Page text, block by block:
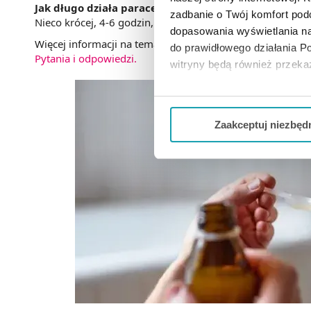
zadbanie o Twój komfort
dopasowania wyświetlania
do prawidłowego działania
witryny będą również
Jeżeli chcesz dostosować
Ciebie danych, które nie są
wszystkich funkcjonalności
Zaakceptuj
Jak długo działa paracetamol?
Właściwości
Nieco krócej, 4-6 godzin, trwa działanie przeciwbólowe.
Więcej informacji na temat leczenia gorączki u dzieci
Pytania i odpowiedzi.